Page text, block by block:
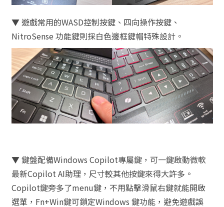
▼ 遊戲常用的WASD控制按鍵、四向操作按鍵、
NitroSense 功能鍵則採白色邊框鍵帽特殊設計。
▼ 鍵盤配備Windows Copilot專屬鍵，可一鍵啟動微軟
最新Copilot AI助理，尺寸較其他按鍵來得大許多。
Copilot鍵旁多了menu鍵，不用點擊滑鼠右鍵就能開啟
選單，Fn+Win鍵可鎖定Windows 鍵功能，避免遊戲誤